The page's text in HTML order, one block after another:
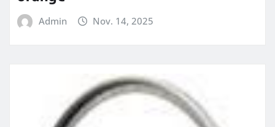
Admin Nov. 14, 2025